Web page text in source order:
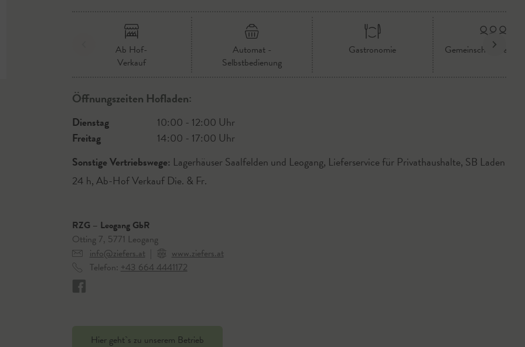
Ab Hof-
Verkauf
Automat -
Selbstbedienung
Gastronomie
Öffnungszeiten Hofladen:
Dienstag
10:00 - 12:00 Uhr
Freitag
14:00 - 17:00 Uhr
Sonstige Vertriebswege: Lagerhäuser Saalfelden und Leogang, Lieferservice für Privathaushalte, SB Laden
24 h, Ab-Hof Verkauf Die. & Fr.
RZG – Leogang GbR
Otting 7, 5771 Leogang
info@ziefers.at |
www.ziefers.at
Telefon: +43 664 4441172
Hier geht`s zu unserem Betrieb